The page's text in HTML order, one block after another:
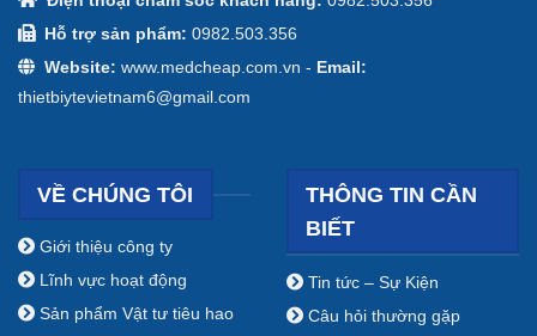
Hỗ trợ sản phẩm: 0982.503.356
Website: www.medcheap.com.vn - Email:
thietbiytevietnam6@gmail.com
VỀ CHÚNG TÔI
Giới thiệu công ty
Lĩnh vực hoạt động
Sản phẩm Vật tư tiêu hao
THÔNG TIN CẦN
BIẾT
Tin tức – Sự Kiện
Câu hỏi thường gặp